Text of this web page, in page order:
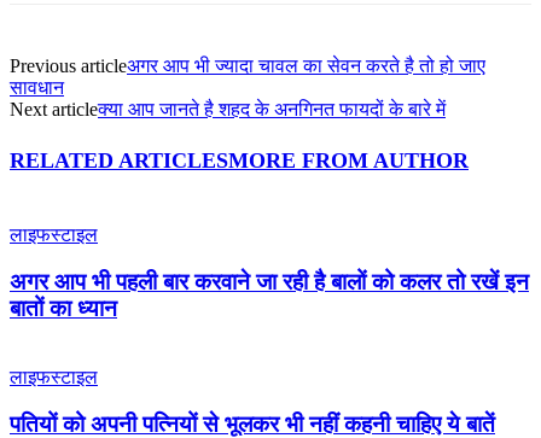
Previous articleअगर आप भी ज्यादा चावल का सेवन करते है तो हो जाए
सावधान
Next articleक्या आप जानते है शहद के अनगिनत फायदों के बारे में
RELATED ARTICLESMORE FROM AUTHOR
लाइफस्टाइल
अगर आप भी पहली बार करवाने जा रही है बालों को कलर तो रखें इन
बातों का ध्यान
लाइफस्टाइल
पतियों को अपनी पत्नियों से भूलकर भी नहीं कहनी चाहिए ये बातें